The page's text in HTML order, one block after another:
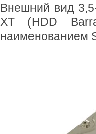
Внешний вид
XT (HDD
наименованием